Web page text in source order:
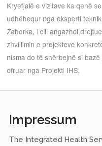
Kryefjalë e vizitave ka qenë
udhëhequr nga eksperti
Zahorka, i cili angazhoi
zhvillimin e projekteve
nisma do të shërbejnë si
ofruar nga Projekti IHS.
Impressum
The Integrated Health